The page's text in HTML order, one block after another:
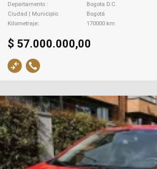
Departamento
Bogota D.C.
Ciudad | Municipio
Bogotá
Kilometraje
170000 km
$ 57.000.000,00